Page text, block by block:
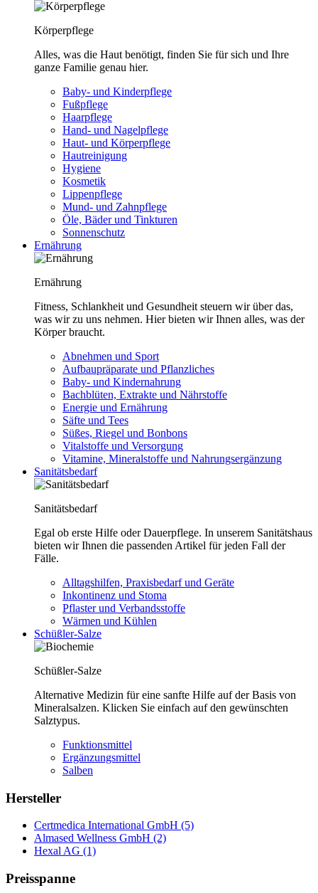
Körperpflege
Alles, was die Haut benötigt, finden Sie für sich und Ihre
ganze Familie genau hier.
Baby- und Kinderpflege
Fußpflege
Haarpflege
Hand- und Nagelpflege
Haut- und Körperpflege
Hautreinigung
Hygiene
Kosmetik
Lippenpflege
Mund- und Zahnpflege
Öle, Bäder und Tinkturen
Sonnenschutz
Ernährung
Ernährung
Fitness, Schlankheit und Gesundheit steuern wir über das,
was wir zu uns nehmen. Hier bieten wir Ihnen alles, was der
Körper braucht.
Abnehmen und Sport
Aufbaupräparate und Pflanzliches
Baby- und Kindernahrung
Bachblüten, Extrakte und Nährstoffe
Energie und Ernährung
Säfte und Tees
Süßes, Riegel und Bonbons
Vitalstoffe und Versorgung
Vitamine, Mineralstoffe und Nahrungsergänzung
Sanitätsbedarf
Sanitätsbedarf
Egal ob erste Hilfe oder Dauerpflege. In unserem Sanitätshaus
bieten wir Ihnen die passenden Artikel für jeden Fall der
Fälle.
Alltagshilfen, Praxisbedarf und Geräte
Inkontinenz und Stoma
Pflaster und Verbandsstoffe
Wärmen und Kühlen
Schüßler-Salze
Schüßler-Salze
Alternative Medizin für eine sanfte Hilfe auf der Basis von
Mineralsalzen. Klicken Sie einfach auf den gewünschten
Salztypus.
Funktionsmittel
Ergänzungsmittel
Salben
Hersteller
Certmedica International GmbH (5)
Almased Wellness GmbH (2)
Hexal AG (1)
Preisspanne